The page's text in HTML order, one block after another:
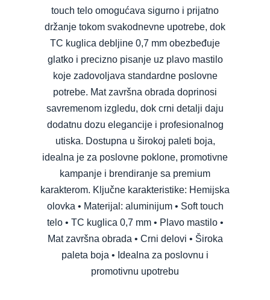
touch telo omogućava sigurno i prijatno
držanje tokom svakodnevne upotrebe, dok
TC kuglica debljine 0,7 mm obezbeđuje
glatko i precizno pisanje uz plavo mastilo
koje zadovoljava standardne poslovne
potrebe. Mat završna obrada doprinosi
savremenom izgledu, dok crni detalji daju
dodatnu dozu elegancije i profesionalnog
utiska. Dostupna u širokoj paleti boja,
idealna je za poslovne poklone, promotivne
kampanje i brendiranje sa premium
karakterom. Ključne karakteristike: Hemijska
olovka • Materijal: aluminijum • Soft touch
telo • TC kuglica 0,7 mm • Plavo mastilo •
Mat završna obrada • Crni delovi • Široka
paleta boja • Idealna za poslovnu i
promotivnu upotrebu